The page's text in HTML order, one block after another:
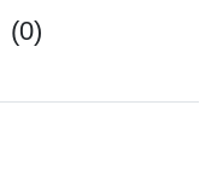
(0)